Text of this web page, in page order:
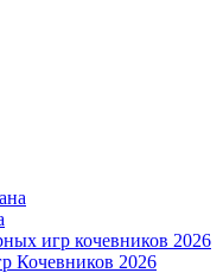
игр кочевников 2026
Кочевников 2026